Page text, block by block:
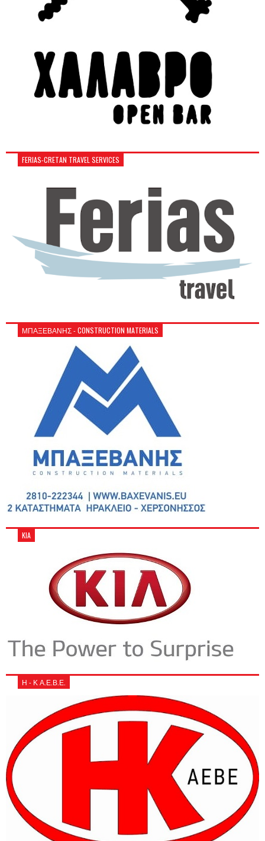
FERIAS-CRETAN TRAVEL SERVICES
ΜΠΑΞΕΒΑΝΗΣ - CONSTRUCTION MATERIALS
KIA
Η - Κ Α.Ε.Β.Ε.